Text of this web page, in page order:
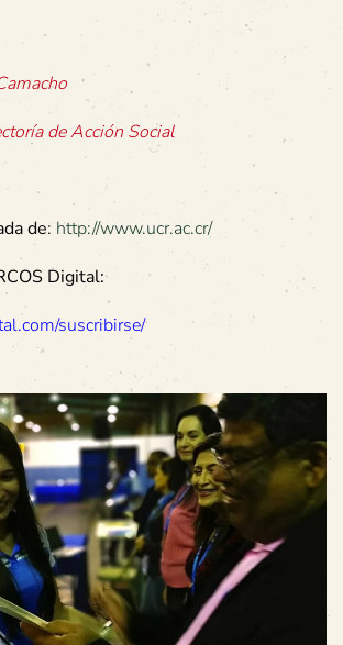
de Acción Social
de: http://www.ucr.ac.cr/
Digital:
suscribirse/